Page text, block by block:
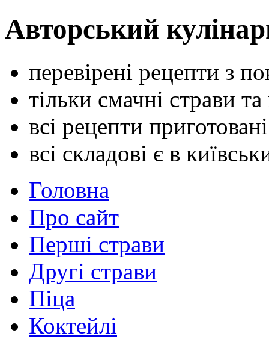
Авторський
перевірені рецепти з
тільки смачні страви та
всі рецепти
всі складові є в
Головна
Про сайт
Перші страви
Другі страви
Піца
Коктейлі